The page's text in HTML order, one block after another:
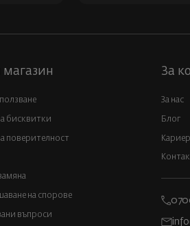
бисквитки
поверителност
на спорове
въпроси
За
За нас
Блог